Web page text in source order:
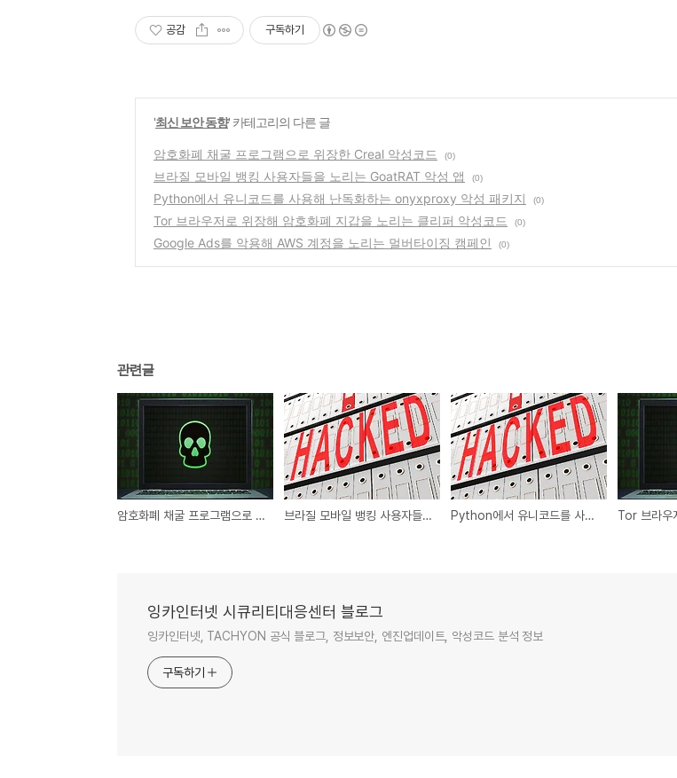
공감 구독하기
'최신 보안 동향' 카테고리의 다른 글
암호화폐 채굴 프로그램으로 위장한 Creal 악성코드 (0)
브라질 모바일 뱅킹 사용자들을 노리는 GoatRAT 악성 앱 (0)
Python에서 유니코드를 사용해 난독화하는 onyxproxy 악성 패키지 (0)
Tor 브라우저로 위장해 암호화폐 지갑을 노리는 클리퍼 악성코드 (0)
Google Ads를 악용해 AWS 계정을 노리는 멀버타이징 캠페인 (0)
관련글
암호화폐 채굴 프로그램으로 위장한 Creal 악성코드 브라질 모바일 뱅킹 사용자들을 노리는 GoatRAT 악성 앱 Python에서 유니코드를 사용해 난독화하는 onyxproxy 악성 패키지
잉카인터넷 시큐리티대응센터 블로그
잉카인터넷, TACHYON 공식 블로그, 정보보안, 엔진업데이트, 악성코드 분석 정보
구독하기